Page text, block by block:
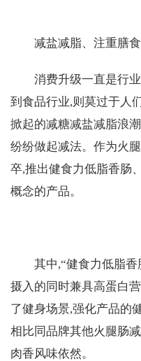
减盐减脂、注重膳
消费升级一直是行
到食品行业,则莫过于人
掀起的减糖减盐减脂浪
纷纷做起减法。作为火
卒,推出健食力低脂香肠
概念的产品。
其中,“健食力低脂
摄入的同时兼具高蛋白
了健身场景,强化产品的
相比同品牌其他火腿肠
肉香风味依然。